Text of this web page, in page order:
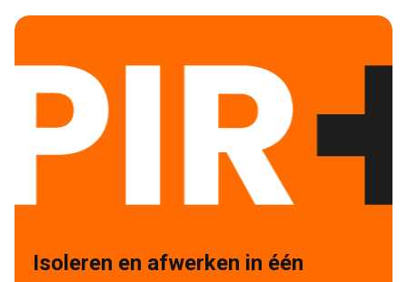
Isoleren en afwerken in één